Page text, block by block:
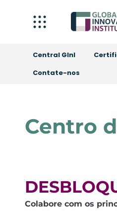
Central GInI
Contate-nos
Centro
Colabore com os